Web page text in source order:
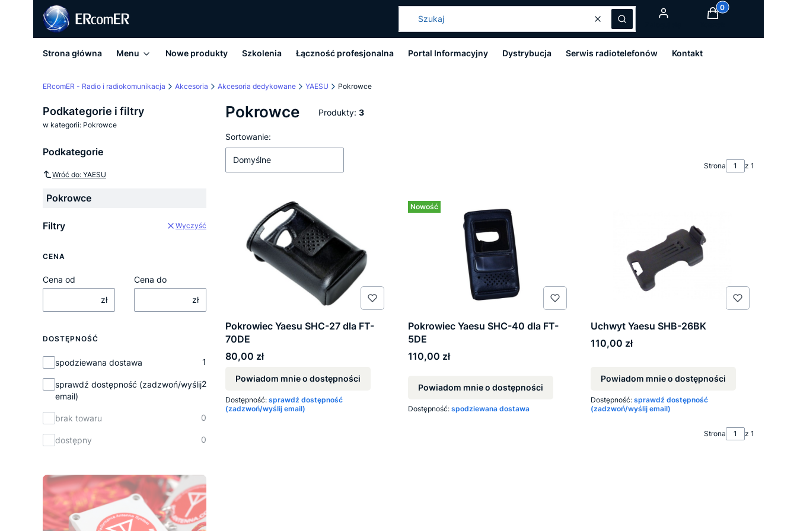
WyczyśćSzukaj
Produkty w
Strona główna Menu Nowe produkty Szkolenia Łączność profesjonalna Portal Informacyjny Dystrybucja Serwis radiotelefonów Kontakt
ERcomER - Radio i radiokomunikacja Akcesoria Akcesoria dedykowane YAESU Pokrowce
Podkategorie i filtry
w kategorii: Pokrowce
Podkategorie
Wróć do: YAESU
Pokrowce
Filtry Wyczyść
CENA
Cena od
zł
Cena do
zł
DOSTĘPNOŚĆ
Dostępność
spodziewana dostawa 1
sprawdź dostępność (zadzwoń/wyślij
email)
2
brak towaru 0
dostępny 0
Pokrowce Produkty: 3
Lista produktów
Sortowanie:
Domyślne
Strona z 1
Pokrowiec Yaesu SHC-27 dla FT-
70DE
Cena
80,00 zł
Powiadom mnie o dostępności
Dostępność: sprawdź dostępność
(zadzwoń/wyślij email)
Nowość
Pokrowiec Yaesu SHC-40 dla FT-
5DE
Cena
110,00 zł
Powiadom mnie o dostępności
Dostępność: spodziewana dostawa
Uchwyt Yaesu SHB-26BK
Cena
110,00 zł
Powiadom mnie o dostępności
Dostępność: sprawdź dostępność
(zadzwoń/wyślij email)
Strona z 1